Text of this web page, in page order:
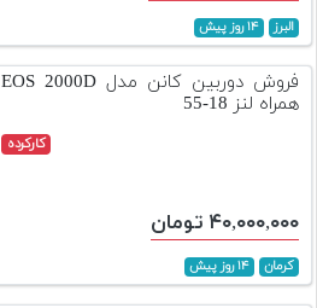
البرز ۱۴ روز پیش
فروش دوربین کانن مدل EOS 2000D
همراه لنز 18-55
کارکرده
۴۰,۰۰۰,۰۰۰ تومان
کرمان ۱۴ روز پیش